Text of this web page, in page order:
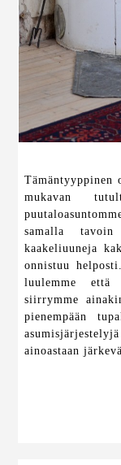
Tämäntyyppinen
mukavan
samalla
kaakeliuuneja
onnistuu
luulemme että
siirrymme
pienempään
ainoastaan